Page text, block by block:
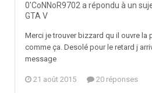
0'CoNNoR9702 a répondu à un
GTA V
Merci je trouver bizzard qu il ouvre la
comme ça. Desolé pour le retard j
message
21 août 2015 20 réponses